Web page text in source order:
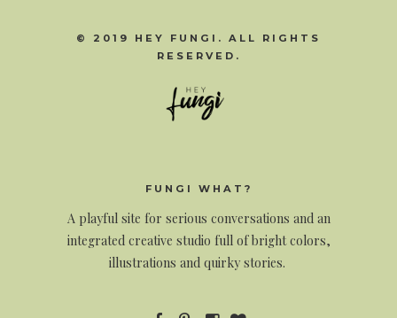
© 2019 HEY FUNGI. ALL RIGHTS
RESERVED.
FUNGI WHAT?
A playful site for serious conversations and an
integrated creative studio full of bright colors,
illustrations and quirky stories.